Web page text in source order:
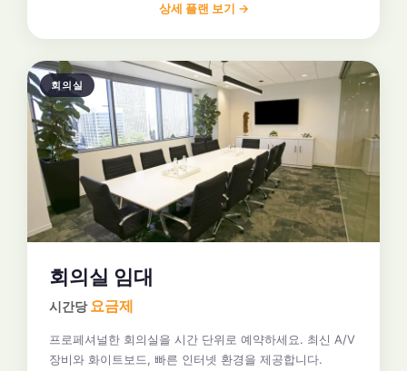
상세 플랜 보기 →
회의실
회의실 임대
시간당요금제
프로페셔널한 회의실을 시간 단위로 예약하세요. 최신 A/V
장비와 화이트보드, 빠른 인터넷 환경을 제공합니다.